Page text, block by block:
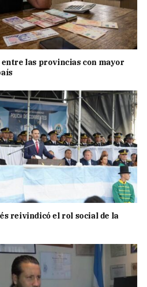
las provincias con mayor
reivindicó el rol social de la